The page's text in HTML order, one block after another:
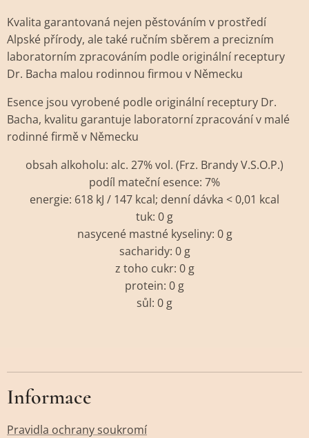
Kvalita garantovaná nejen pěstováním v prostředí
Alpské přírody, ale také ručním sběrem a precizním
laboratorním zpracováním podle originální receptury
Dr. Bacha malou rodinnou firmou v Německu
Esence jsou vyrobené podle originální receptury Dr.
Bacha, kvalitu garantuje laboratorní zpracování v malé
rodinné firmě v Německu
obsah alkoholu: alc. 27% vol. (Frz. Brandy V.S.O.P.)
podíl mateční esence: 7%
energie: 618 kJ / 147 kcal; denní dávka < 0,01 kcal
tuk: 0 g
nasycené mastné kyseliny: 0 g
sacharidy: 0 g
z toho cukr: 0 g
protein: 0 g
sůl: 0 g
Informace
Pravidla ochrany soukromí